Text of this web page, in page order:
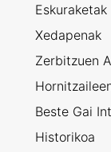
Eskuraketak
Xedapenak
Zerbitzuen
Beste Gai
Historikoa